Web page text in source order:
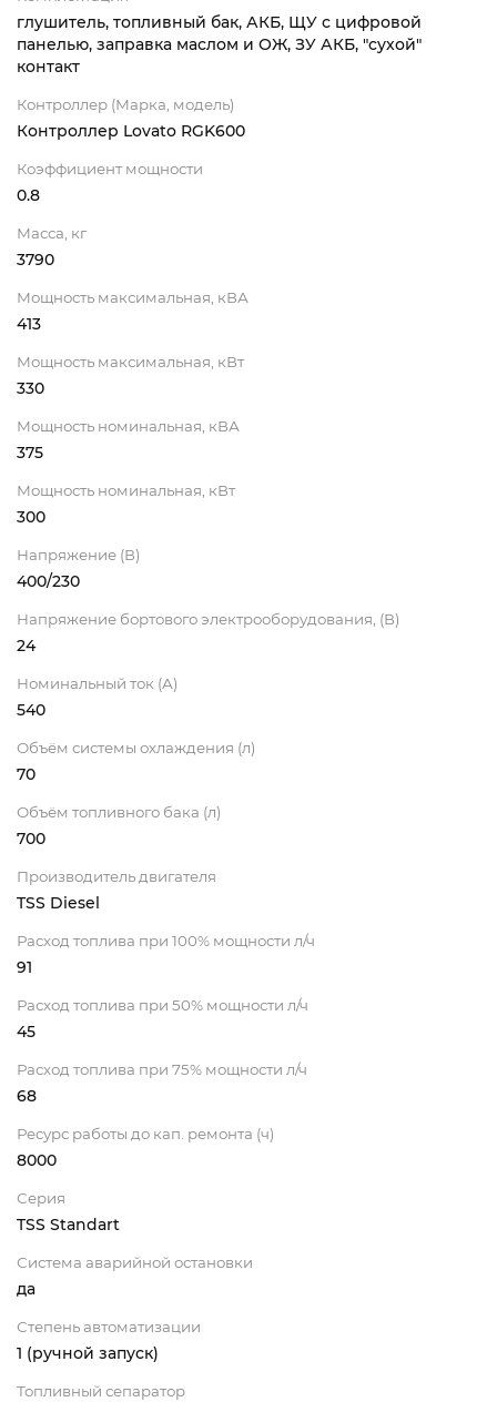
глушитель, топливный бак, АКБ, ЩУ с цифровой
панелью, заправка маслом и ОЖ, ЗУ АКБ, "сухой"
контакт
Контроллер (Марка, модель)
Контроллер Lovato RGK600
Коэффициент мощности
0.8
Масса, кг
3790
Мощность максимальная, кВА
413
Мощность максимальная, кВт
330
Мощность номинальная, кВА
375
Мощность номинальная, кВт
300
Напряжение (В)
400/230
Напряжение бортового электрооборудования, (В)
24
Номинальный ток (А)
540
Объём системы охлаждения (л)
70
Объём топливного бака (л)
700
Производитель двигателя
TSS Diesel
Расход топлива при 100% мощности л/ч
91
Расход топлива при 50% мощности л/ч
45
Расход топлива при 75% мощности л/ч
68
Ресурс работы до кап. ремонта (ч)
8000
Серия
TSS Standart
Система аварийной остановки
да
Степень автоматизации
1 (ручной запуск)
Топливный сепаратор